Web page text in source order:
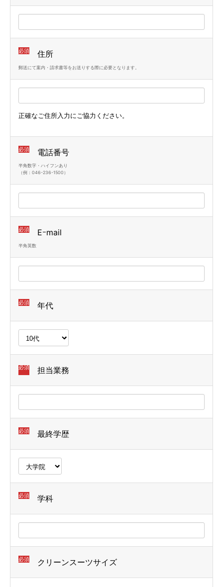
必須 住所
郵送にて案内・請求書等をお送りする際に必要となります。
正確なご住所入力にご協力ください。
必須 電話番号
半角数字・ハイフンあり
（例：046-236-1500）
必須 Eｰmail
半角英数
必須 年代
必須 担当業務
必須 最終学歴
必須 学科
必須 クリーンスーツサイズ